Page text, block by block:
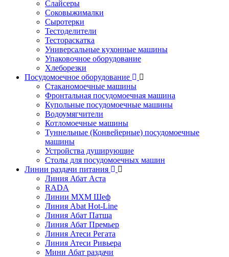
Слайсеры
Соковыжималки
Сыротерки
Тестоделители
Тестораскатка
Универсальные кухонные машины
Упаковочное оборудование
Хлеборезки
Посудомоечное оборудование
Стаканомоечные машины
Фронтальная посудомоечная машина
Купольные посудомоечные машины
Водоумягчители
Котломоечные машины
Туннельные (Конвейерные) посудомоечные
машины
Устройства душирующие
Столы для посудомоечных машин
Линии раздачи питания
Линия Абат Аста
RADA
Линии МХМ Шеф
Линия Abat Hot-Line
Линия Абат Патша
Линия Абат Премьер
Линия Атеси Регата
Линия Атеси Ривьера
Мини Абат раздачи